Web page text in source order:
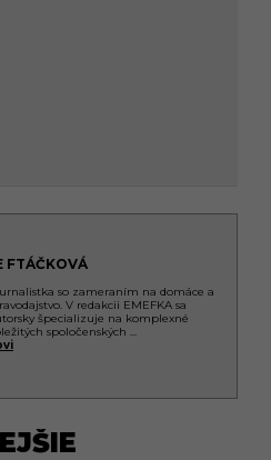
FTÁČKOVÁ
so zameraním na domáce a
V redakcii EMEFKA sa
špecializuje na komplexné
spoločenských ...